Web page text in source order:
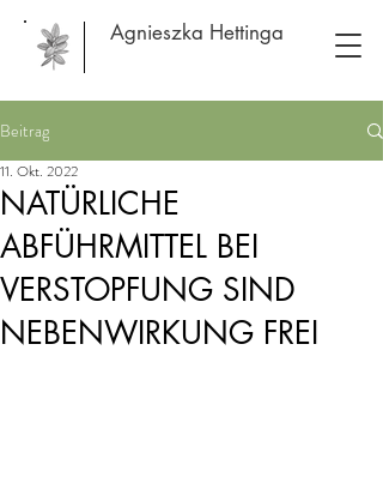
Agnieszka Hettinga
Beitrag
NATÜRLICHE
ABFÜHRMITTEL BEI
VERSTOPFUNG SIND
NEBENWIRKUNG FREI
11. Okt. 2022